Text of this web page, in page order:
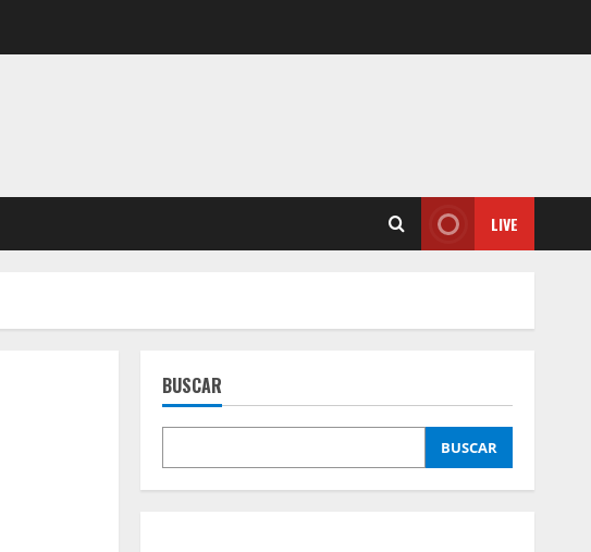
LIVE
BUSCAR
BUSCAR